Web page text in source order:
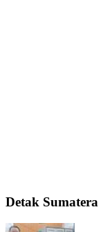
Detak Sumatera